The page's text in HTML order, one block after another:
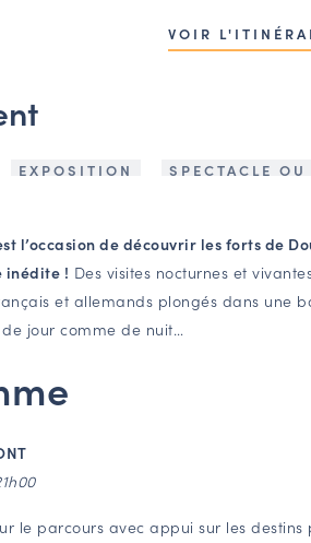
VOIR
EXPOSITION
SPECTACLE
l’occasion de découvrir les forts de
inédite ! Des visites nocturnes et
et allemands plongés dans une
jour comme de nuit…
le parcours avec appui sur les destins